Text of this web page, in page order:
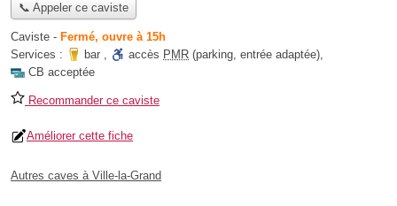
📞 Appeler ce caviste
Caviste - Fermé, ouvre à 15h
Services :
bar , accès PMR (parking, entrée adaptée),
CB acceptée
Recommander ce caviste
Améliorer cette fiche
Autres caves à Ville-la-Grand